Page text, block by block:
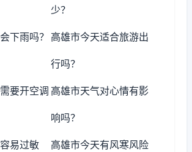
少？
下雨吗？ 高雄市今天适合旅游出
行吗？
要开空调 高雄市天气对心情有影
响吗？
易过敏 高雄市今天有风寒风险